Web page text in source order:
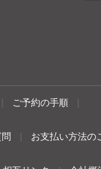
ご予約の手順
お支払い方法の